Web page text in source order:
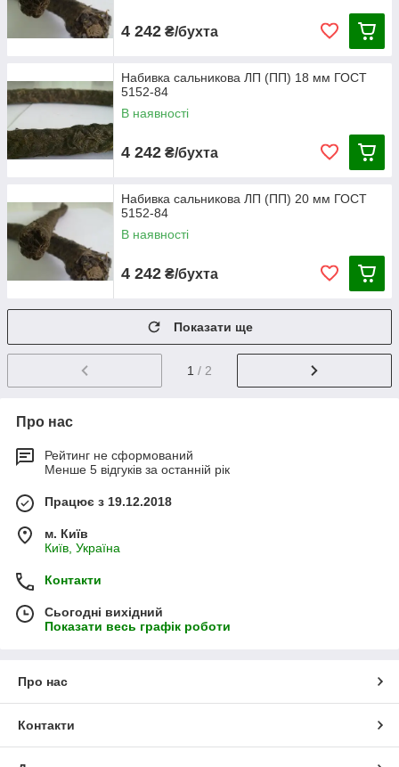
4 242 ₴/бухта
Набивка сальникова ЛП (ПП) 18 мм ГОСТ
5152-84
В наявності
4 242 ₴/бухта
Набивка сальникова ЛП (ПП) 20 мм ГОСТ
5152-84
В наявності
4 242 ₴/бухта
Показати ще
1 / 2
Про нас
Рейтинг не сформований
Менше 5 відгуків за останній рік
Працює з 19.12.2018
м. Київ
Київ, Україна
Контакти
Сьогодні вихідний
Показати весь графік роботи
Про нас
Контакти